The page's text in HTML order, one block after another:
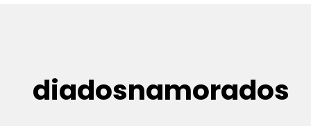
diadosnamorados